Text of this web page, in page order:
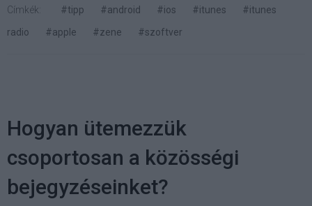
Címkék: #tipp #android #ios #itunes
#itunes
radio
#apple #zene #szoftver
Hogyan ütemezzük
csoportosan a közösségi
bejegyzéseinket?